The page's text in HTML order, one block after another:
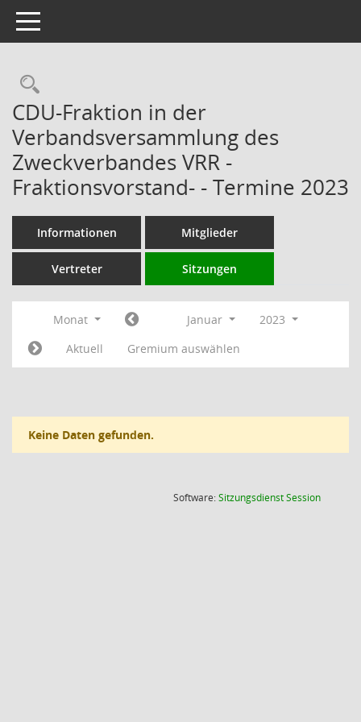
Toggle navigation
Rechercheauswahl
CDU-Fraktion in der
Verbandsversammlung des
Zweckverbandes VRR -
Fraktionsvorstand- - Termine 2023
Informationen Mitglieder
Vertreter Sitzungen
Monat Januar
2023
Aktuell
Gremium auswählen
Keine Daten gefunden.
Software:SitzungsdienstSession(Wird in